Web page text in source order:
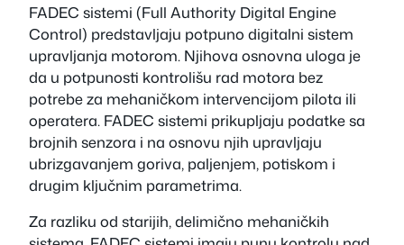
FADEC sistemi (Full Authority Digital Engine
Control) predstavljaju potpuno digitalni sistem
upravljanja motorom. Njihova osnovna uloga je
da u potpunosti kontrolišu rad motora bez
potrebe za mehaničkom intervencijom pilota ili
operatera. FADEC sistemi prikupljaju podatke sa
brojnih senzora i na osnovu njih upravljaju
ubrizgavanjem goriva, paljenjem, potiskom i
drugim ključnim parametrima.
Za razliku od starijih, delimično mehaničkih